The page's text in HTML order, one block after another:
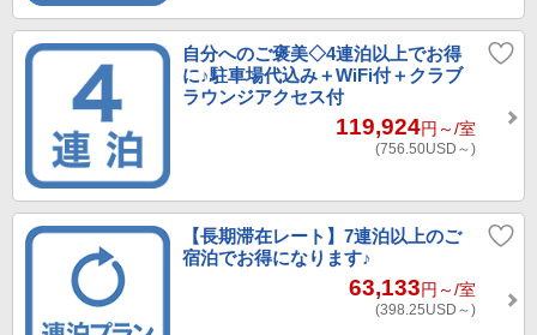
自分へのご褒美◇4連泊以上でお得
に♪駐車場代込み＋WiFi付＋クラブ
ラウンジアクセス付
119,924円～/室
(756.50USD～)
【長期滞在レート】7連泊以上のご
宿泊でお得になります♪
63,133円～/室
(398.25USD～)